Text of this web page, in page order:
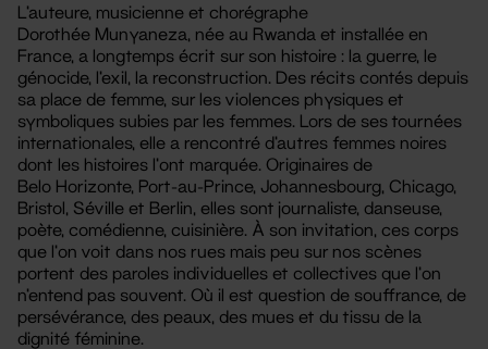
L’auteure, musicienne et chorégraphe
Dorothée Munyaneza, née au Rwanda et installée en
France, a longtemps écrit sur son histoire : la guerre, le
génocide, l’exil, la reconstruction. Des récits contés depuis
sa place de femme, sur les violences physiques et
symboliques subies par les femmes. Lors de ses tournées
internationales, elle a rencontré d’autres femmes noires
dont les histoires l’ont marquée. Originaires de
Belo Horizonte, Port-au-Prince, Johannesbourg, Chicago,
Bristol, Séville et Berlin, elles sont journaliste, danseuse,
poète, comédienne, cuisinière. À son invitation, ces corps
que l’on voit dans nos rues mais peu sur nos scènes
portent des paroles individuelles et collectives que l’on
n’entend pas souvent. Où il est question de souffrance, de
persévérance, des peaux, des mues et du tissu de la
dignité féminine.